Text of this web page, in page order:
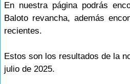
En nuestra página podrás
Baloto revancha, además
recientes.
Estos son los resultados de la
julio de 2025.